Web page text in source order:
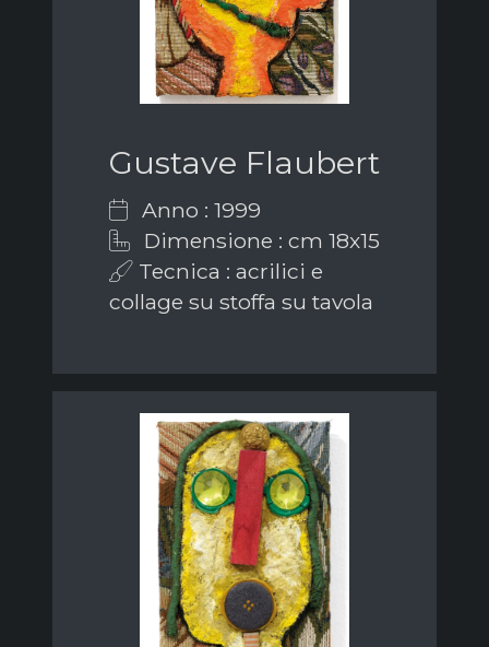
Gustave Flaubert
Anno : 1999
Dimensione : cm 18x15
Tecnica : acrilici e
collage su stoffa su tavola